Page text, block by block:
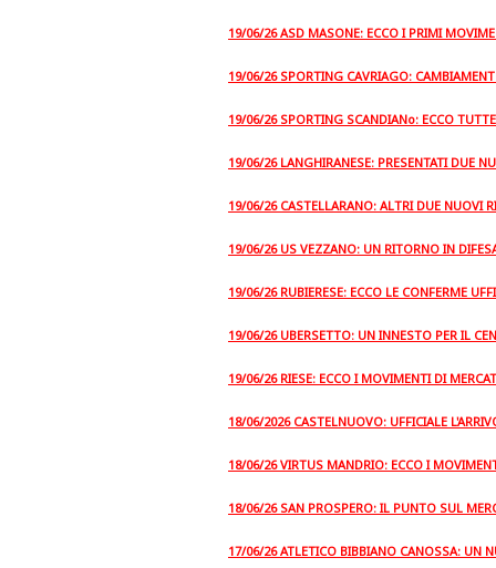
19/06/26 ASD MASONE: ECCO I PRIMI
19/06/26 SPORTING CAVRIAGO:
19/06/26 SPORTING SCANDIANo: ECCO
19/06/26 LANGHIRANESE: PRESENTATI DUE
19/06/26 CASTELLARANO: ALTRI DUE NUOVI
19/06/26 US VEZZANO: UN RITORNO IN
19/06/26 RUBIERESE: ECCO LE CONFERME
19/06/26 UBERSETTO: UN INNESTO PER IL
19/06/26 RIESE: ECCO I MOVIMENTI DI
18/06/2026 CASTELNUOVO: UFFICIALE
18/06/26 VIRTUS MANDRIO: ECCO I
18/06/26 SAN PROSPERO: IL PUNTO SUL
17/06/26 ATLETICO BIBBIANO CANOSSA: UN